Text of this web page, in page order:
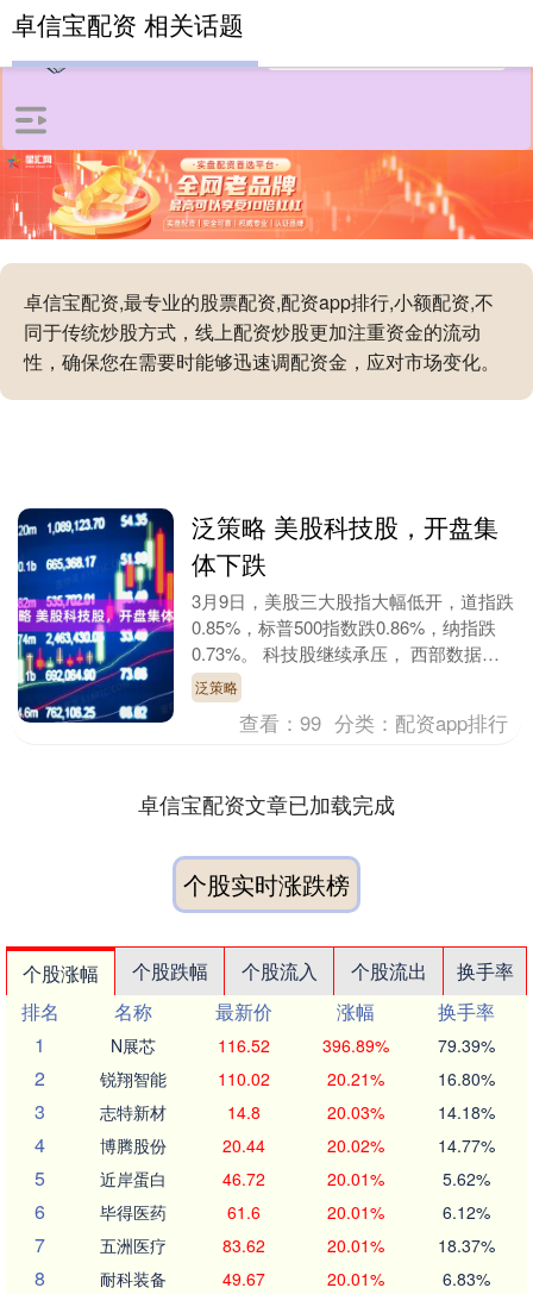
卓信宝配资,最专业的股票配资,配资app排行,小额配资,不
同于传统炒股方式，线上配资炒股更加注重资金的流动
性，确保您在需要时能够迅速调配资金，应对市场变化。
卓信宝配资 相关话题
泛策略 美股科技股，开盘集
体下跌
3月9日，美股三大股指大幅低开，道指跌
0.85%，标普500指数跌0.86%，纳指跌
0.73%。 科技股继续承压， 西部数据跌
超2%， 、谷歌、AMD、英特尔、....
泛策略
查看：99 分类： 配资app排行
卓信宝配资文章已加载完成
个股实时涨跌榜
个股涨幅 个股跌幅 个股流入 个股流出
换手率
排名
名称 最新价 涨幅
换手率
1
N展芯 116.52 396.89% 79.39%
2 锐翔智能 110.02 20.21% 16.80%
3 志特新材 14.8 20.03% 14.18%
4 博腾股份 20.44 20.02% 14.77%
5 近岸蛋白 46.72 20.01% 5.62%
6 毕得医药 61.6 20.01% 6.12%
7 五洲医疗 83.62 20.01% 18.37%
8 耐科装备 49.67 20.01% 6.83%